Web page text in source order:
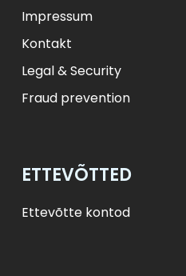
Impressum
Kontakt
Legal & Security
Fraud prevention
ETTEVÕTTED
Ettevõtte kontod